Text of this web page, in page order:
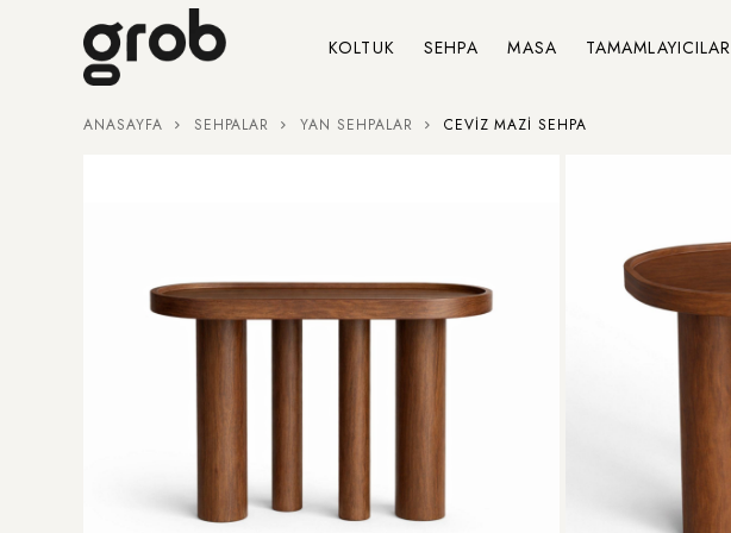
KOLTUK SEHPA MASA TAMAMLAYICILAR
ANASAYFA SEHPALAR YAN SEHPALAR
CEVIZ MAZI SEHPA